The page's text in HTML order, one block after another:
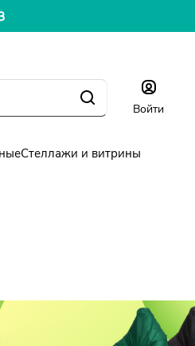
Войти
Стеллажи и витрины